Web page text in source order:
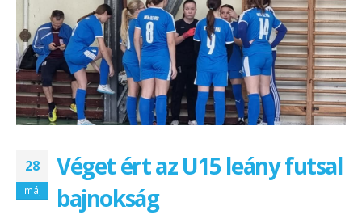
28
máj
Véget ért az U15 leány futsal
bajnokság